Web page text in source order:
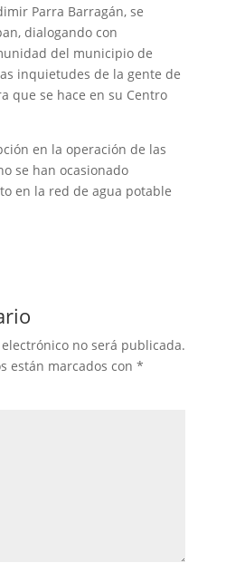
Parra Barragán, se
dialogando con
del municipio de
inquietudes de la gente de
que se hace en su Centro
en la operación de las
se han ocasionado
en la red de agua potable
no será publicada.
están marcados con *